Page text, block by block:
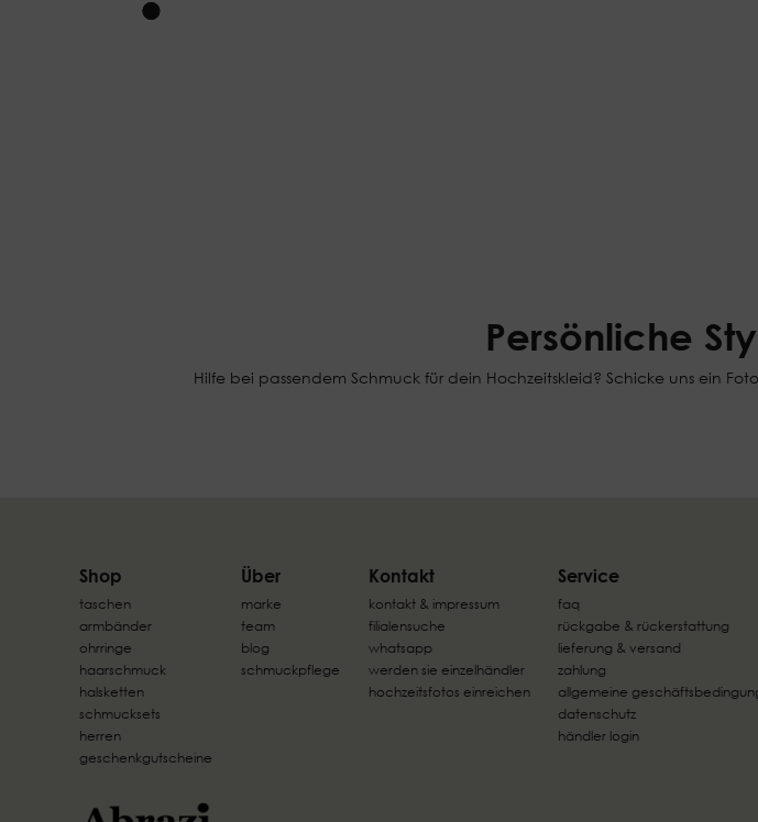
Persönliche
Hilfe bei passendem Schmuck für dein Hochzeitskleid? Schicke uns ein
Shop
taschen
armbänder
ohrringe
haarschmuck
halsketten
schmucksets
herren
geschenkgutscheine
Über
marke
team
blog
schmuckpflege
Kontakt
kontakt & impressum
filialensuche
whatsapp
werden sie einzelhändler
hochzeitsfotos einreichen
Service
faq
rückgabe & rückerstattung
lieferung & versand
zahlung
allgemeine
datenschutz
händler login